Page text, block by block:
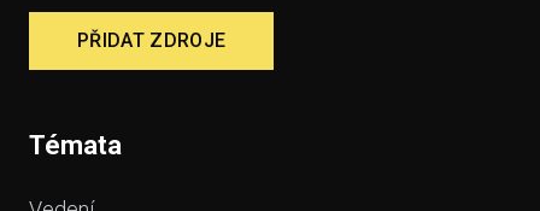
PŘIDAT ZDROJE
Témata